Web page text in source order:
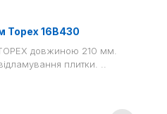
Topex 16B430
довжиною 210 мм.
плитки. ..